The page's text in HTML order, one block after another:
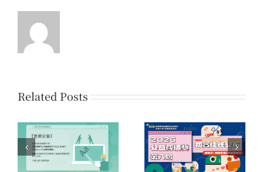
Related Posts
第八屆公益傳播獎 初賽
佳作名單公告
第七屆公益傳播獎 初賽
佳作名單公告